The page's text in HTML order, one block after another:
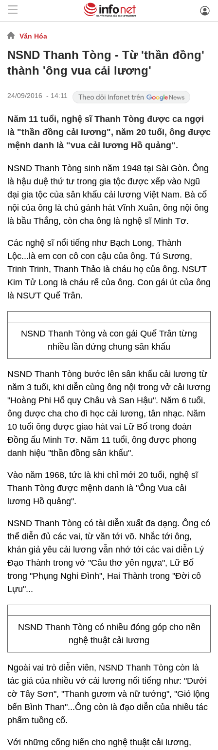
Văn Hóa
NSND Thanh Tòng - Từ 'thần đồng'
thành 'ông vua cải lương'
24/09/2016 - 14:11
Năm 11 tuổi, nghệ sĩ Thanh Tòng được ca ngợi
là "thần đồng cải lương", năm 20 tuổi, ông được
mệnh danh là "vua cải lương Hồ quảng".
NSND Thanh Tòng sinh năm 1948 tại Sài Gòn. Ông
là hậu duệ thứ tư trong gia tộc được xếp vào Ngũ
đại gia tộc của sân khấu cải lương Việt Nam. Bà cố
nội của ông là chủ gánh hát Vĩnh Xuân, ông nội ông
là bầu Thắng, còn cha ông là nghệ sĩ Minh Tơ.
Các nghệ sĩ nổi tiếng như Bạch Long, Thành
Lộc...là em con cô con cậu của ông. Tú Sương,
Trinh Trinh, Thanh Thảo là cháu họ của ông. NSƯT
Kim Tử Long là cháu rể của ông. Con gái út của ông
là NSƯT Quế Trân.
NSND Thanh Tòng và con gái Quế Trân từng
nhiều lần đứng chung sân khấu
NSND Thanh Tòng bước lên sân khấu cải lương từ
năm 3 tuổi, khi diễn cùng ông nội trong vở cải lương
"Hoàng Phi Hổ quy Châu và San Hậu". Năm 6 tuổi,
ông được cha cho đi học cải lương, tân nhạc. Năm
10 tuổi ông được giao hát vai Lữ Bố trong đoàn
Đồng ấu Minh Tơ. Năm 11 tuổi, ông được phong
danh hiệu "thần đồng sân khấu".
Vào năm 1968, tức là khi chỉ mới 20 tuổi, nghệ sĩ
Thanh Tòng được mệnh danh là "Ông Vua cải
lương Hồ quảng".
NSND Thanh Tòng có tài diễn xuất đa dạng. Ông có
thể diễn đủ các vai, từ văn tới võ. Nhắc tới ông,
khán giả yêu cải lương vẫn nhớ tới các vai diễn Lý
Đạo Thành trong vở "Câu thơ yên ngựa", Lữ Bố
trong "Phụng Nghi Đình", Hai Thành trong "Đời cô
Lựu"...
NSND Thanh Tòng có nhiều đóng góp cho nền
nghệ thuật cải lương
Ngoài vai trò diễn viên, NSND Thanh Tòng còn là
tác giả của nhiều vở cải lương nổi tiếng như: "Dưới
cờ Tây Sơn", "Thanh gươm và nữ tướng", "Gió lộng
bến Bình Than"...Ông còn là đạo diễn của nhiều tác
phẩm tuồng cổ.
Với những cống hiến cho nghệ thuật cải lương,